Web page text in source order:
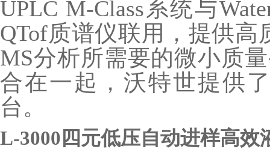
UPLC M-Class系统与
QTof质谱仪联用，提供
MS分析所需要的微小质
合在一起，沃特世提供
台。
L-3000四元低压自动进样高效